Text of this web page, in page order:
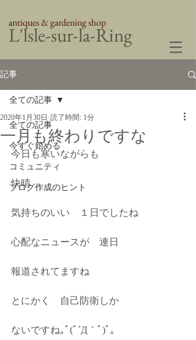
​L'lsle-sur-la-Ring
antiques & gardening shop
記事
全ての記事
今すぐ始める
コミュニティ
ブログ作成のヒント
全ての記事
一月も終わりですな
2020年1月30日 読了時間: 1分
今日も寒いながらも
快晴
気持ちのいい　１日でしたね
心配なニュースが　連日
報道されてますね
とにかく　自己防衛しか
ないですね｡ﾟ(ﾟ´Д｀ﾟ)ﾟ｡